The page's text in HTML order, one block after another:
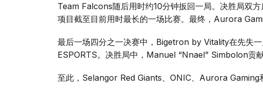
Team Falcons随后用时约10分钟扳回一局。决胜局双
项目截至目前用时最长的一场比赛。最终，Aurora
最后一场四分之一决赛中，Bigetron by Vitality在先失
ESPORTS。决胜局中，Manuel “Nnael” Simbolon贡
至此，Selangor Red Giants、ONIC、Aurora Gaming